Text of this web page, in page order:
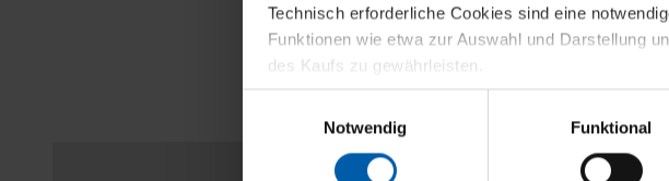
Technisch erforderliche Cookies sind eine
Funktionen wie etwa zur Auswahl und Darstellung
des Kaufs zu gewährleisten.
Für die Darstellung personalisierter Angebote,
sowie für Marketing-, Statistik- und Tracking-
personenbezogene Informationen. Diese
Notwendig
Funktional